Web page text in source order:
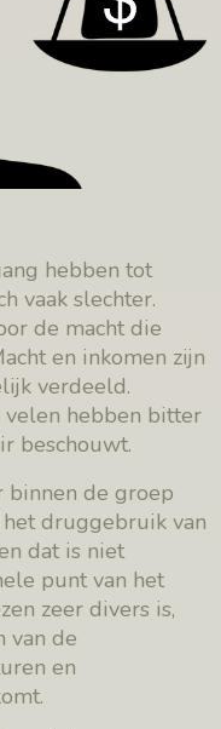
hebben tot
vaak slechter.
de macht die
en inkomen zijn
verdeeld.
hebben bitter
beschouwt.
binnen de groep
druggebruik van
dat is niet
punt van het
zeer divers is,
van de
en